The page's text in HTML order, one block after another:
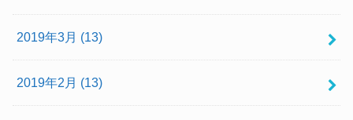
2019年3月 (13)
2019年2月 (13)